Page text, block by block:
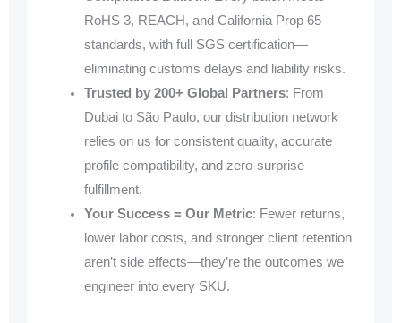
RoHS 3, REACH, and California Prop 65
standards, with full SGS certification—
eliminating customs delays and liability risks.
Trusted by 200+ Global Partners: From
Dubai to São Paulo, our distribution network
relies on us for consistent quality, accurate
profile compatibility, and zero-surprise
fulfillment.
Your Success = Our Metric: Fewer returns,
lower labor costs, and stronger client retention
aren’t side effects—they’re the outcomes we
engineer into every SKU.